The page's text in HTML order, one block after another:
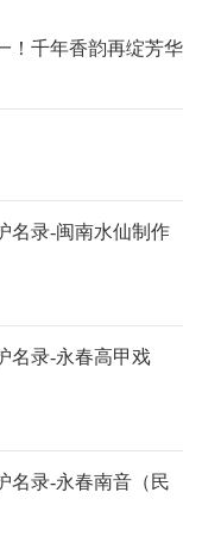
！千年香韵再绽芳华
名录-闽南水仙制作
名录-永春高甲戏
名录-永春南音（民